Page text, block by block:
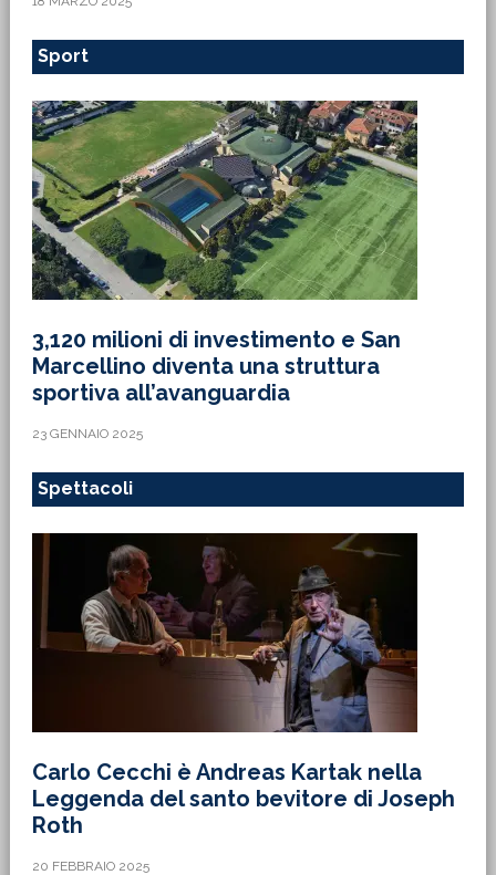
Sport
3,120 milioni di investimento e San
Marcellino diventa una struttura
sportiva all’avanguardia
23 GENNAIO 2025
Spettacoli
Carlo Cecchi è Andreas Kartak nella
Leggenda del santo bevitore di Joseph
Roth
20 FEBBRAIO 2025